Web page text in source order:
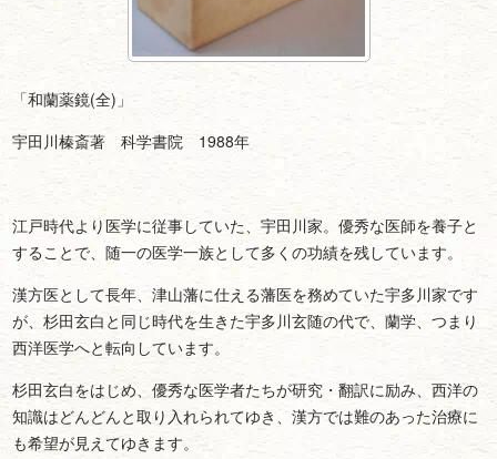
「和蘭薬鏡(全)」
宇田川榛斎著 科学書院 1988年
江戸時代より医学に従事していた、宇田川家。優秀な医師を養子と
することで、随一の医学一族として多くの功績を残しています。
漢方医として長年、津山藩に仕える藩医を務めていた宇多川家です
が、杉田玄白と同じ時代を生きた宇多川玄随の代で、蘭学、つまり
西洋医学へと転向しています。
杉田玄白をはじめ、優秀な医学者たちが研究・翻訳に励み、西洋の
知識はどんどんと取り入れられてゆき、漢方では難のあった治療に
も希望が見えてゆきます。